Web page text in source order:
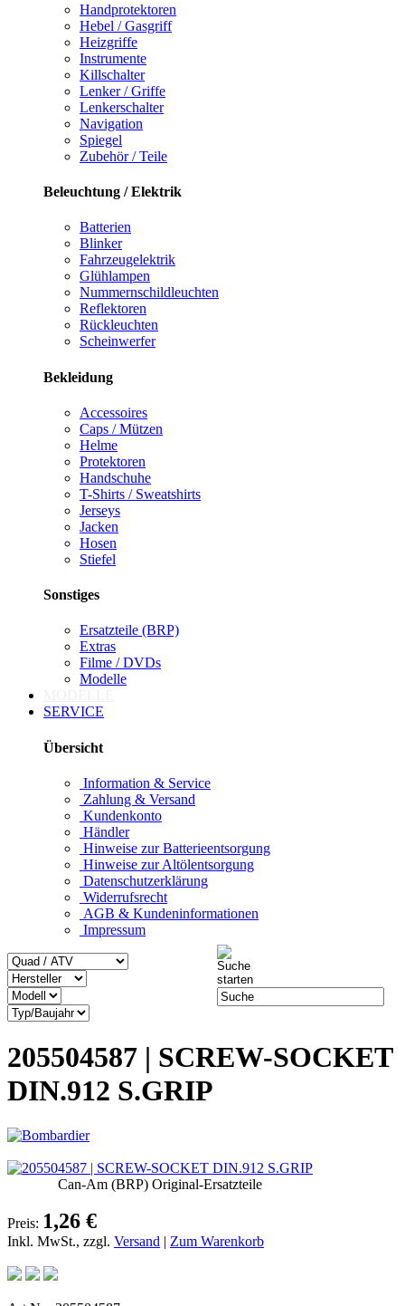
Handprotektoren
Hebel / Gasgriff
Heizgriffe
Instrumente
Killschalter
Lenker / Griffe
Lenkerschalter
Navigation
Spiegel
Zubehör / Teile
Beleuchtung / Elektrik
Batterien
Blinker
Fahrzeugelektrik
Glühlampen
Nummernschildleuchten
Reflektoren
Rückleuchten
Scheinwerfer
Bekleidung
Accessoires
Caps / Mützen
Helme
Protektoren
Handschuhe
T-Shirts / Sweatshirts
Jerseys
Jacken
Hosen
Stiefel
Sonstiges
Ersatzteile (BRP)
Extras
Filme / DVDs
Modelle
SERVICE
Übersicht
Information & Service
Zahlung & Versand
Kundenkonto
Händler
Hinweise zur Batterieentsorgung
Hinweise zur Altölentsorgung
Datenschutzerklärung
Widerrufsrecht
AGB & Kundeninformationen
Impressum
205504587 | SCREW-SOCKET
DIN.912 S.GRIP
Can-Am (BRP) Original-Ersatzteile
Preis: 1,26 €
Inkl. MwSt., zzgl. Versand | Zum Warenkorb